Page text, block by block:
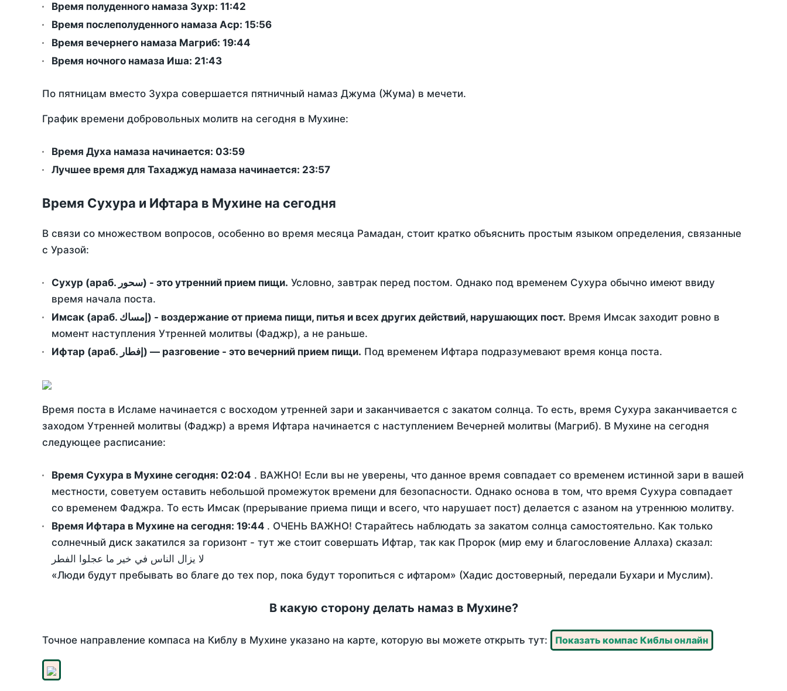
Время полуденного намаза Зухр: 11:42
Время послеполуденного намаза Аср: 15:56
Время вечернего намаза Магриб: 19:44
Время ночного намаза Иша: 21:43
По пятницам вместо Зухра совершается пятничный намаз Джума (Жума) в мечети.
График времени добровольных молитв на сегодня в Мухине:
Время Духа намаза начинается: 03:59
Лучшее время для Тахаджуд намаза начинается: 23:57
Время Сухура и Ифтара в Мухине на сегодня
В связи со множеством вопросов, особенно во время месяца Рамадан, стоит кратко объяснить простым языком определения, связанные
с Уразой:
Сухур (араб. سحور) - это утренний прием пищи. Условно, завтрак перед постом. Однако под временем Сухура обычно имеют ввиду
время начала поста.
Имсак (араб. إمساك) - воздержание от приема пищи, питья и всех других действий, нарушающих пост. Время Имсак заходит ровно в
момент наступления Утренней молитвы (Фаджр), а не раньше.
Ифтар (араб. إفطار) — разговение - это вечерний прием пищи. Под временем Ифтара подразумевают время конца поста.
Время поста в Исламе начинается с восходом утренней зари и заканчивается с закатом солнца. То есть, время Сухура заканчивается с
заходом Утренней молитвы (Фаджр) а время Ифтара начинается с наступлением Вечерней молитвы (Магриб). В Мухине на сегодня
следующее расписание:
Время Сухура в Мухине сегодня: 02:04 . ВАЖНО! Если вы не уверены, что данное время совпадает со временем истинной зари в вашей
местности, советуем оставить небольшой промежуток времени для безопасности. Однако основа в том, что время Сухура совпадает
со временем Фаджра. То есть Имсак (прерывание приема пищи и всего, что нарушает пост) делается с азаном на утреннюю молитву.
Время Ифтара в Мухине на сегодня: 19:44 . ОЧЕНЬ ВАЖНО! Старайтесь наблюдать за закатом солнца самостоятельно. Как только
солнечный диск закатился за горизонт - тут же стоит совершать Ифтар, так как Пророк (мир ему и благословение Аллаха) сказал:
لا يزال الناس في خير ما عجلوا الفطر
«Люди будут пребывать во благе до тех пор, пока будут торопиться с ифтаром» (Хадис достоверный, передали Бухари и Муслим).
В какую сторону делать намаз в Мухине?
Точное направление компаса на Киблу в Мухине указано на карте, которую вы можете открыть тут: Показать компас Киблы онлайн